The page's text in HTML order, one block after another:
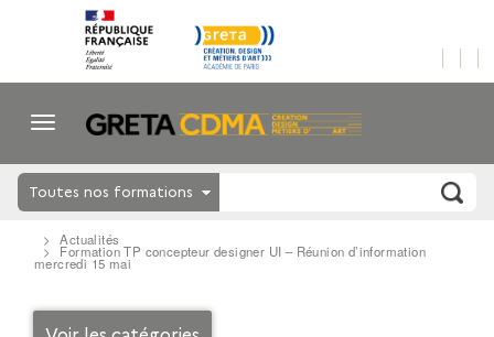
Toutes nos formations
Actualités
Formation TP concepteur designer UI – Réunion d’information
mercredi 15 mai